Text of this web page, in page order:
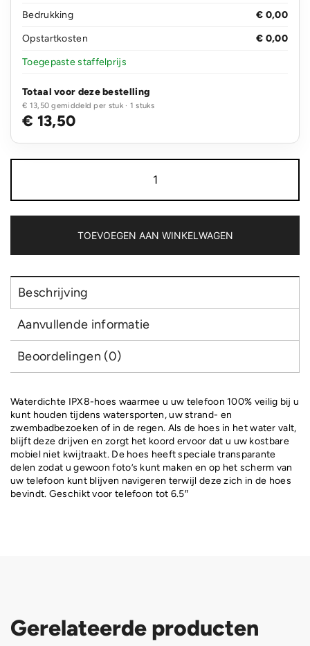
Bedrukking
€ 0,00
Opstartkosten
€ 0,00
Toegepaste staffelprijs
Totaal voor deze bestelling
€ 13,50 gemiddeld per stuk · 1 stuks
€ 13,50
8
telefoon
hoes
TOEVOEGEN AAN WINKELWAGEN
Beschrijving
Aanvullende informatie
Beoordelingen (0)
Waterdichte IPX8-hoes waarmee u uw telefoon 100% veilig bij u
kunt houden tijdens watersporten, uw strand- en
zwembadbezoeken of in de regen. Als de hoes in het water valt,
blijft deze drijven en zorgt het koord ervoor dat u uw kostbare
mobiel niet kwijtraakt. De hoes heeft speciale transparante
delen zodat u gewoon foto’s kunt maken en op het scherm van
uw telefoon kunt blijven navigeren terwijl deze zich in de hoes
bevindt. Geschikt voor telefoon tot 6.5″
Gerelateerde producten